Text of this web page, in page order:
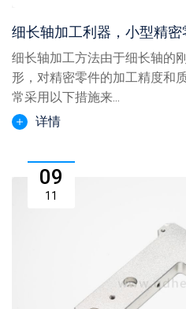
细长轴加工利器，小型精
细长轴加工方法由于细长轴的
形，对精密零件的加工精度和
常采用以下措施来...
详情
09
11